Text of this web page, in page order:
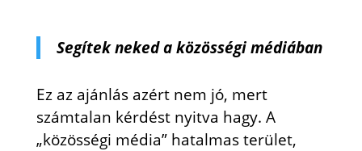
Segítek neked a közösségi médiában
Ez az ajánlás azért nem jó, mert
számtalan kérdést nyitva hagy. A
„közösségi média” hatalmas terület,